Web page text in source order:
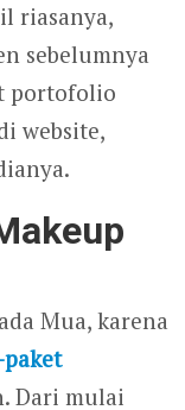
riasanya,
sebelumnya
portofolio
website,
Mua, karena
Dari mulai